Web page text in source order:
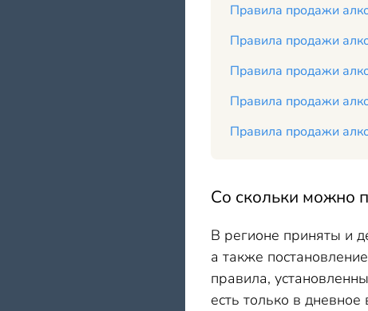
Правила продажи
Правила продажи
Правила продажи
Правила продажи
Правила продажи
Со скольки можно
В регионе приняты и
а также
правила,
есть только в